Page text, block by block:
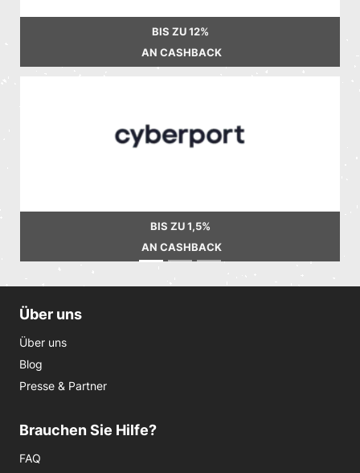
BIS ZU12%
AN CASHBACK
BIS ZU1,5%
AN CASHBACK
Über uns
Über uns
Blog
Presse & Partner
Brauchen Sie Hilfe?
FAQ